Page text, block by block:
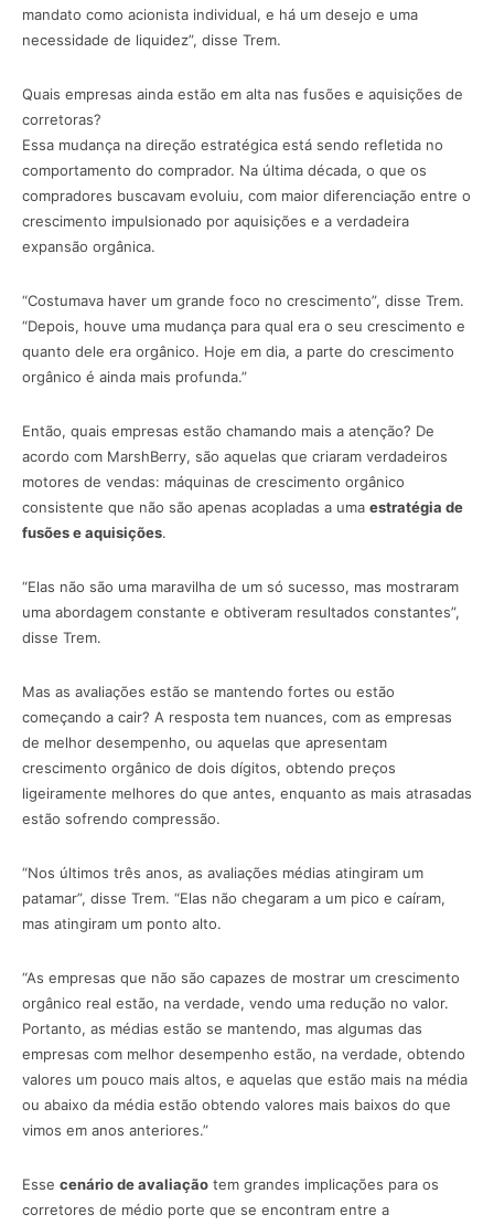
mandato como acionista individual, e há um desejo e uma
necessidade de liquidez”, disse Trem.
Quais empresas ainda estão em alta nas fusões e aquisições de
corretoras?
Essa mudança na direção estratégica está sendo refletida no
comportamento do comprador. Na última década, o que os
compradores buscavam evoluiu, com maior diferenciação entre o
crescimento impulsionado por aquisições e a verdadeira
expansão orgânica.
“Costumava haver um grande foco no crescimento”, disse Trem.
“Depois, houve uma mudança para qual era o seu crescimento e
quanto dele era orgânico. Hoje em dia, a parte do crescimento
orgânico é ainda mais profunda.”
Então, quais empresas estão chamando mais a atenção? De
acordo com MarshBerry, são aquelas que criaram verdadeiros
motores de vendas: máquinas de crescimento orgânico
consistente que não são apenas acopladas a uma estratégia de
fusões e aquisições.
“Elas não são uma maravilha de um só sucesso, mas mostraram
uma abordagem constante e obtiveram resultados constantes”,
disse Trem.
Mas as avaliações estão se mantendo fortes ou estão
começando a cair? A resposta tem nuances, com as empresas
de melhor desempenho, ou aquelas que apresentam
crescimento orgânico de dois dígitos, obtendo preços
ligeiramente melhores do que antes, enquanto as mais atrasadas
estão sofrendo compressão.
“Nos últimos três anos, as avaliações médias atingiram um
patamar”, disse Trem. “Elas não chegaram a um pico e caíram,
mas atingiram um ponto alto.
“As empresas que não são capazes de mostrar um crescimento
orgânico real estão, na verdade, vendo uma redução no valor.
Portanto, as médias estão se mantendo, mas algumas das
empresas com melhor desempenho estão, na verdade, obtendo
valores um pouco mais altos, e aquelas que estão mais na média
ou abaixo da média estão obtendo valores mais baixos do que
vimos em anos anteriores.”
Esse cenário de avaliação tem grandes implicações para os
corretores de médio porte que se encontram entre a